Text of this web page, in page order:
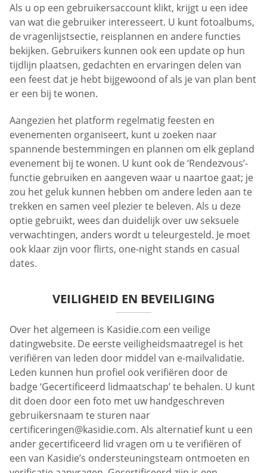
Als u op een gebruikersaccount klikt, krijgt u een idee
van wat die gebruiker interesseert. U kunt fotoalbums,
de vragenlijstsectie, reisplannen en andere functies
bekijken. Gebruikers kunnen ook een update op hun
tijdlijn plaatsen, gedachten en ervaringen delen van
een feest dat je hebt bijgewoond of als je van plan bent
er een bij te wonen.
Aangezien het platform regelmatig feesten en
evenementen organiseert, kunt u zoeken naar
spannende bestemmingen en plannen om elk gepland
evenement bij te wonen. U kunt ook de ‘Rendezvous’-
functie gebruiken en aangeven waar u naartoe gaat; je
zou het geluk kunnen hebben om andere leden aan te
trekken en samen veel plezier te beleven. Als u deze
optie gebruikt, wees dan duidelijk over uw seksuele
verwachtingen, anders wordt u teleurgesteld. Je moet
ook klaar zijn voor flirts, one-night stands en casual
dates.
VEILIGHEID EN BEVEILIGING
Over het algemeen is Kasidie.com een veilige
datingwebsite. De eerste veiligheidsmaatregel is het
verifiëren van leden door middel van e-mailvalidatie.
Leden kunnen hun profiel ook verifiëren door de
badge ‘Gecertificeerd lidmaatschap’ te behalen. U kunt
dit doen door een foto met uw handgeschreven
gebruikersnaam te sturen naar
certificeringen@kasidie.com. Als alternatief kunt u een
ander gecertificeerd lid vragen om u te verifiëren of
een van Kasidie’s ondersteuningsteam ontmoeten en